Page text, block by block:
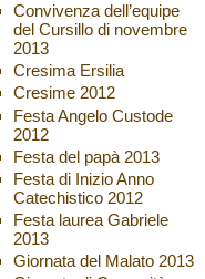
Convivenza dell’equipe
del Cursillo di novembre
2013
Cresima Ersilia
Cresime 2012
Festa Angelo Custode
2012
Festa del papà 2013
Festa di Inizio Anno
Catechistico 2012
Festa laurea Gabriele
2013
Giornata del Malato 2013